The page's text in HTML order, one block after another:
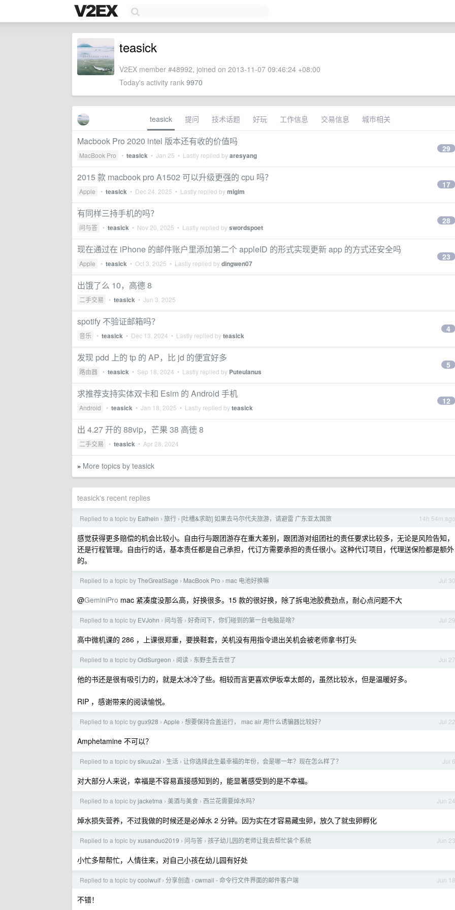
teasick
V2EX member #48992, joined on 2013-11-07 09:46:24 +08:00
Today's activity rank 9970
teasick 提问 技术话题 好玩 工作信息 交易信息 城市相关
Macbook Pro 2020 intel 版本还有收的价值吗
MacBook Pro • teasick • Jan 25 • Lastly replied byaresyang
29
2015 款 macbook pro A1502 可以升级更强的 cpu 吗？
Apple • teasick • Dec 24, 2025 • Lastly replied bymigim
17
有同样三持手机的吗？
问与答 • teasick • Nov 20, 2025 • Lastly replied byswordspoet
28
现在通过在 iPhone 的邮件账户里添加第二个 appleID 的形式实现更新 app 的方式还安全吗
Apple • teasick • Oct 3, 2025 • Lastly replied bydingwen07
23
出饿了么 10，高德 8
二手交易 • teasick • Jun 3, 2025
spotify 不验证邮箱吗？
音乐 • teasick • Dec 13, 2024 • Lastly replied byteasick
4
发现 pdd 上的 tp 的 AP，比 jd 的便宜好多
路由器 • teasick • Sep 18, 2024 • Lastly replied by Puteulanus
5
求推荐支持实体双卡和 Esim 的 Android 手机
Android • teasick • Jan 18, 2025 • Lastly replied byteasick
12
出 4.27 开的 88vip，芒果 38 高徳 8
二手交易 • teasick • Apr 28, 2024
» More topics by teasick
teasick's recent replies
14h 54m ago
Replied to a topic by Eathein › 旅行 › [吐槽&求助] 如果去马尔代夫旅游，请避雷 广东亚太国旅
感觉获得更多赔偿的机会比较小。自由行与跟团游存在重大差别，跟团游对组团社的责任要求比较多，无论是风险告知，
还是行程管理。自由行的话，基本责任都是自己承担，代订方需要承担的责任很小。这种代订项目，代理送保险都是额外
的。
Jul 30
Replied to a topic byTheGreatSage › MacBook Pro › mac 电池好换嘛
@GeminiPro mac 紧凑度没那么高，好换很多。15 款的很好换，除了拆电池胶费劲点，耐心点问题不大
Jul 29
Replied to a topic by EVJohn › 问与答 › 好奇问下，你们碰到的第一台电脑是啥？
高中微机课的 286 ，上课很郑重，要换鞋套，关机没有用指令退出关机会被老师拿书打头
Jul 27
Replied to a topic byOldSurgeon › 阅读 › 东野圭吾去世了
他的书还是很有吸引力的，就是太冰冷了些。相较而言更喜欢伊坂幸太郎的，虽然比较水，但是温暖好多。
RIP ，感谢带来的阅读愉悦。
Jul 22
Replied to a topic bygux928 › Apple › 想要保持合盖运行， mac air 用什么诱骗器比较好？
Amphetamine 不可以？
Jul 6
Replied to a topic bysikuu2al › 生活 › 让你选择此生最幸福的年份，会是哪一年？现在怎么样了？
对大部分人来说，幸福是不容易直接感知到的，能显著感受到的是不幸福。
Jun 24
Replied to a topic byjacketma › 美酒与美食 › 西兰花需要焯水吗？
焯水损失营养，不过我做的时候还是必焯水 2 分钟。因为实在才容易藏虫卵，放久了就虫卵孵化
Jun 23
Replied to a topic byxusanduo2019 › 问与答 › 孩子幼儿园的老师让我去帮忙装个系统
小忙多帮帮忙，人情往来，对自己小孩在幼儿园有好处
Jun 18
Replied to a topic bycoolwulf › 分享创造 › cwmail - 命令行文件界面的邮件客户端
不错！